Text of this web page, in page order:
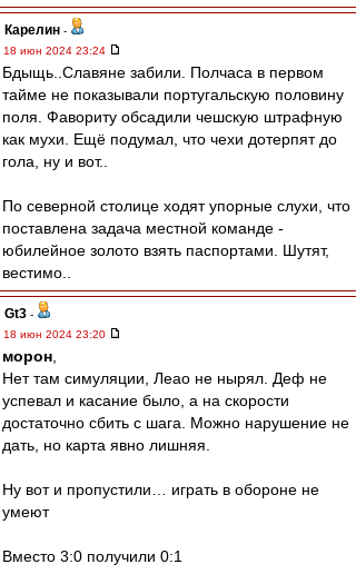
Карелин -
18 июн 2024 23:24
Бдыщь..Славяне забили. Полчаса в первом
тайме не показывали португальскую половину
поля. Фавориту обсадили чешскую штрафную
как мухи. Ещё подумал, что чехи дотерпят до
гола, ну и вот..
По северной столице ходят упорные слухи, что
поставлена задача местной команде -
юбилейное золото взять паспортами. Шутят,
вестимо..
Gt3 -
18 июн 2024 23:20
морон
Нет там симуляции, Леао не нырял. Деф не
успевал и касание было, а на скорости
достаточно сбить с шага. Можно нарушение не
дать, но карта явно лишняя.
Ну вот и пропустили… играть в обороне не
умеют
Вместо 3:0 получили 0:1